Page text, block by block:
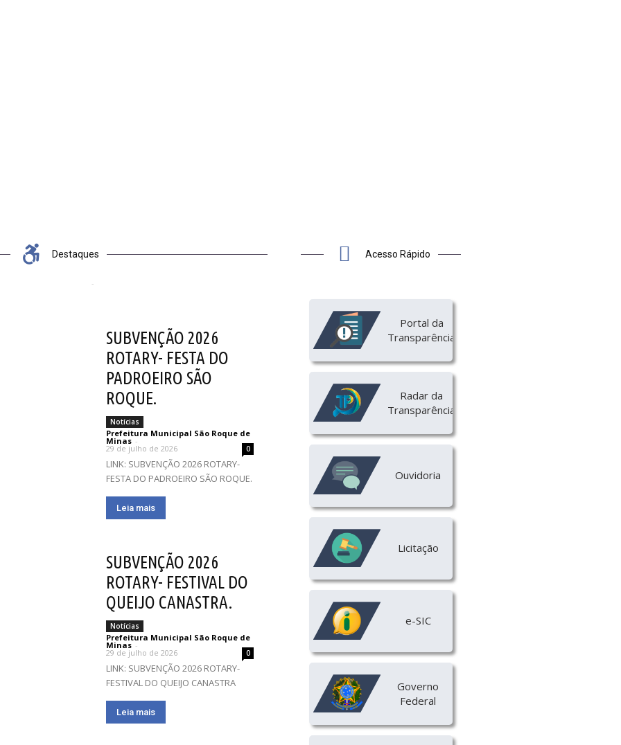
Destaques
-
SUBVENÇÃO 2026
ROTARY- FESTA DO
PADROEIRO SÃO
ROQUE.
Notícias
Prefeitura Municipal São Roque de
Minas -
29 de julho de 2026 0
LINK: SUBVENÇÃO 2026 ROTARY-
FESTA DO PADROEIRO SÃO ROQUE.
Leia mais
SUBVENÇÃO 2026
ROTARY- FESTIVAL DO
QUEIJO CANASTRA.
Notícias
Prefeitura Municipal São Roque de
Minas -
29 de julho de 2026 0
LINK: SUBVENÇÃO 2026 ROTARY-
FESTIVAL DO QUEIJO CANASTRA
Leia mais
Acesso Rápido
Portal da
Transparência
Radar da
Transparência
Ouvidoria
Licitação
e-SIC
Governo
Federal